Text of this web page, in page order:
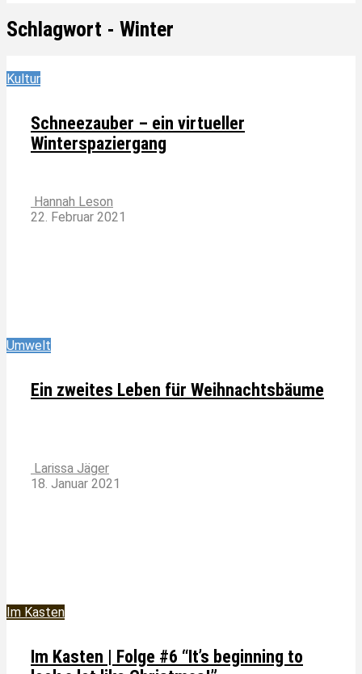
Schlagwort - Winter
Kultur
Schneezauber – ein virtueller
Winterspaziergang
Hannah Leson
22. Februar 2021
Umwelt
Ein zweites Leben für Weihnachtsbäume
Larissa Jäger
18. Januar 2021
Im Kasten
Im Kasten | Folge #6 “It’s beginning to